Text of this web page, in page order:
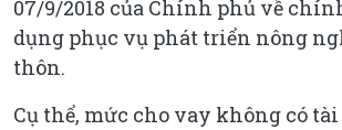
07/9/2018 của Chính phủ về
dụng phục vụ phát triển nông
thôn.
Cụ thể, mức cho vay không có tài